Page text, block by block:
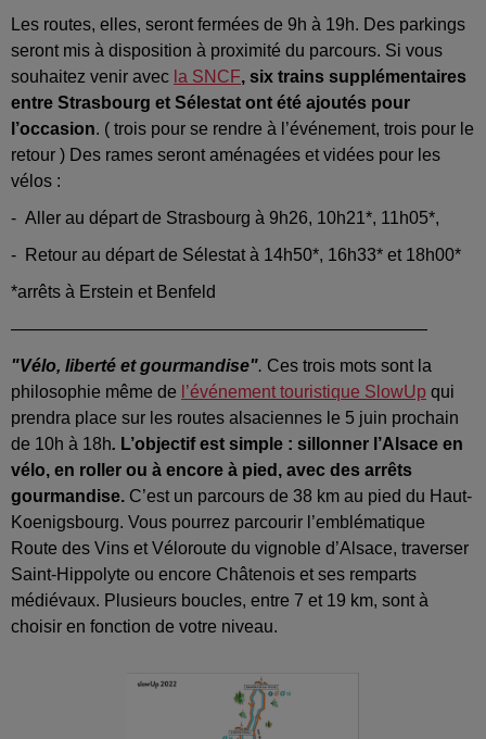
Les routes, elles, seront fermées de 9h à 19h. Des parkings
seront mis à disposition à proximité du parcours. Si vous
souhaitez venir avec la SNCF, six trains supplémentaires
entre Strasbourg et Sélestat ont été ajoutés pour
l’occasion. ( trois pour se rendre à l’événement, trois pour le
retour ) Des rames seront aménagées et vidées pour les
vélos :
- Aller au départ de Strasbourg à 9h26, 10h21*, 11h05*,
- Retour au départ de Sélestat à 14h50*, 16h33* et 18h00*
*arrêts à Erstein et Benfeld
————————————————————————
"Vélo, liberté et gourmandise". Ces trois mots sont la
philosophie même de l’événement touristique SlowUp qui
prendra place sur les routes alsaciennes le 5 juin prochain
de 10h à 18h. L’objectif est simple : sillonner l’Alsace en
vélo, en roller ou à encore à pied, avec des arrêts
gourmandise. C’est un parcours de 38 km au pied du Haut-
Koenigsbourg. Vous pourrez parcourir l’emblématique
Route des Vins et Véloroute du vignoble d’Alsace, traverser
Saint-Hippolyte ou encore Châtenois et ses remparts
médiévaux. Plusieurs boucles, entre 7 et 19 km, sont à
choisir en fonction de votre niveau.